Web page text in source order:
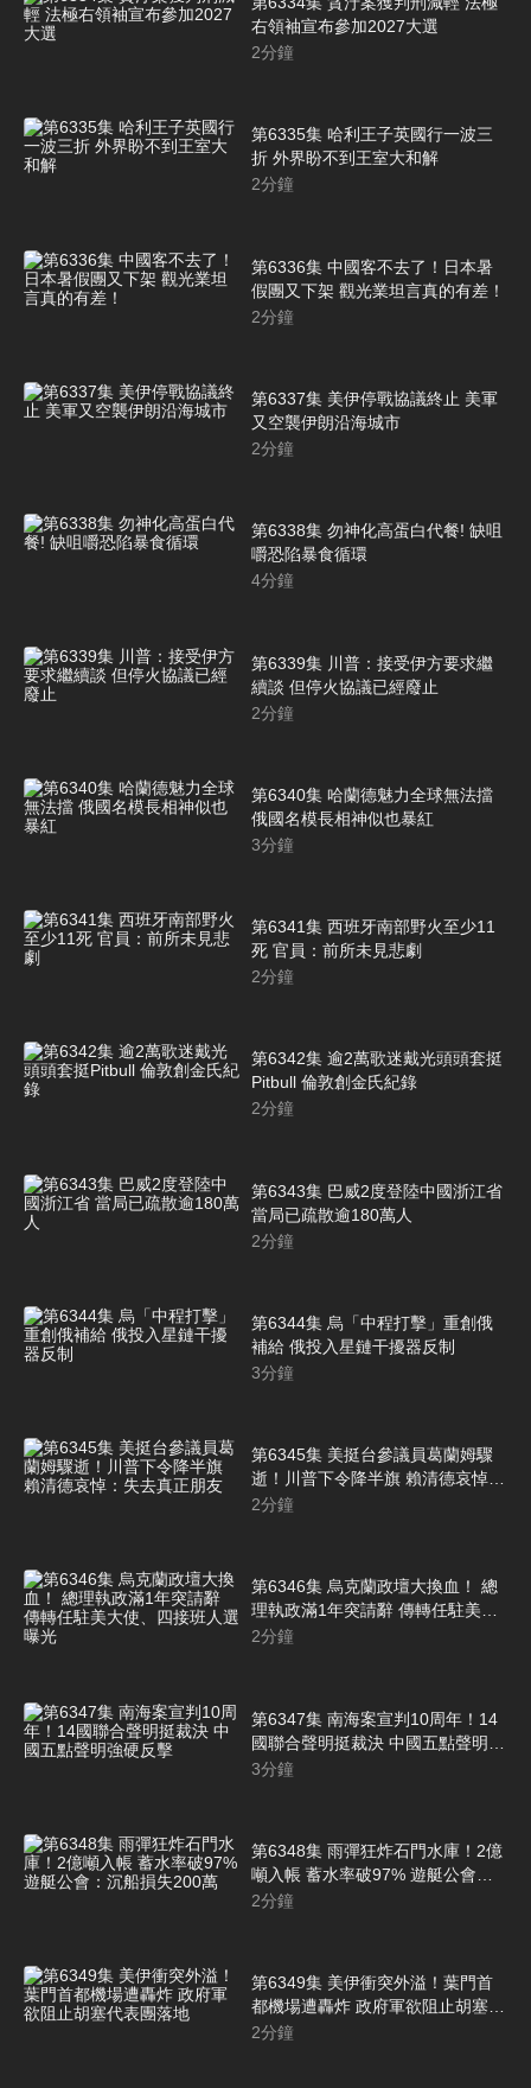
右領袖宣布參加2027大選
2分鐘
第6335集 哈利王子英國行一波三
折 外界盼不到王室大和解
2分鐘
第6336集 中國客不去了！日本暑
假團又下架 觀光業坦言真的有差！
2分鐘
第6337集 美伊停戰協議終止 美軍
又空襲伊朗沿海城市
2分鐘
第6338集 勿神化高蛋白代餐! 缺咀
嚼恐陷暴食循環
4分鐘
第6339集 川普：接受伊方要求繼
續談 但停火協議已經廢止
2分鐘
第6340集 哈蘭德魅力全球無法擋
俄國名模長相神似也暴紅
3分鐘
第6341集 西班牙南部野火至少11
死 官員：前所未見悲劇
2分鐘
第6342集 逾2萬歌迷戴光頭頭套挺
Pitbull 倫敦創金氏紀錄
2分鐘
第6343集 巴威2度登陸中國浙江省
當局已疏散逾180萬人
2分鐘
第6344集 烏「中程打擊」重創俄
補給 俄投入星鏈干擾器反制
3分鐘
第6345集 美挺台參議員葛蘭姆驟
逝！川普下令降半旗 賴清德哀悼：
失去真正朋友
2分鐘
第6346集 烏克蘭政壇大換血！ 總
理執政滿1年突請辭 傳轉任駐美大
使、四接班人選曝光
2分鐘
第6347集 南海案宣判10周年！14
國聯合聲明挺裁決 中國五點聲明強
硬反擊
3分鐘
第6348集 雨彈狂炸石門水庫！2億
噸入帳 蓄水率破97% 遊艇公會：
沉船損失200萬
2分鐘
第6349集 美伊衝突外溢！葉門首
都機場遭轟炸 政府軍欲阻止胡塞代
表團落地
2分鐘